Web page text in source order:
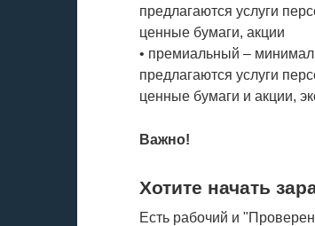
предлагаются услуги
ценные бумаги, акции
• премиальный –
предлагаются услуги
ценные бумаги и акции,
Важно!
Хотите начать
Есть рабочий и